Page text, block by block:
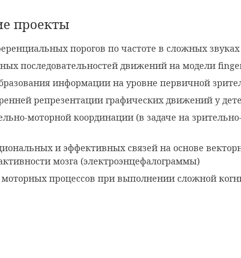
проекты
порогов по частоте в сложных звуках
последовательностей движений на модели
информации на уровне первичной
репрезентации графических движений у
моторной координации (в задаче на
и эффективных связей на основе
мозга (электроэнцефалограммы)
процессов при выполнении сложной